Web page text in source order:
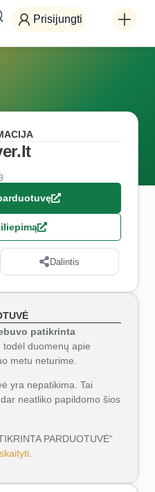
Prisijungti
Dalintis
patikrinta
, todėl duomenų apie
metu neturime.
yra nepatikima. Tai
neatliko papildomo šios
PARDUOTUVĖ“
skaityti